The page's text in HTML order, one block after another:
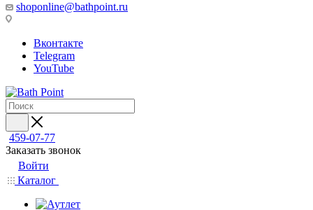
shoponline@bathpoint.ru
Вконтакте
Telegram
YouTube
459-07-77
Заказать звонок
Войти
Каталог